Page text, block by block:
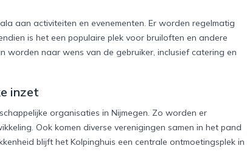
aan activiteiten en evenementen. Er worden regelmatig
is het een populaire plek voor bruiloften en andere
worden naar wens van de gebruiker, inclusief catering en
inzet
organisaties in Nijmegen. Zo worden er
Ook komen diverse verenigingen samen in het pand
blijft het Kolpinghuis een centrale ontmoetingsplek in